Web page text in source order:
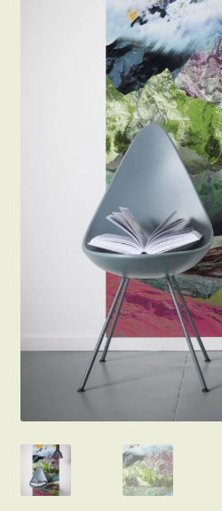
Beton hatású tapéták